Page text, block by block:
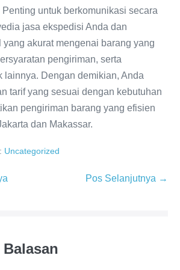
Penting untuk berkomunikasi secara
jasa ekspedisi Anda dan
yang akurat mengenai barang yang
pengiriman, serta
lainnya. Dengan demikian, Anda
tarif yang sesuai dengan kebutuhan
pengiriman barang yang efisien
dan Makassar.
Uncategorized
Pos Selanjutnya →